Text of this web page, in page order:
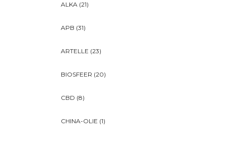
ALKA (21)
APB (31)
ARTELLE (23)
BIOSFEER (20)
CBD (8)
CHINA-OLIE (1)